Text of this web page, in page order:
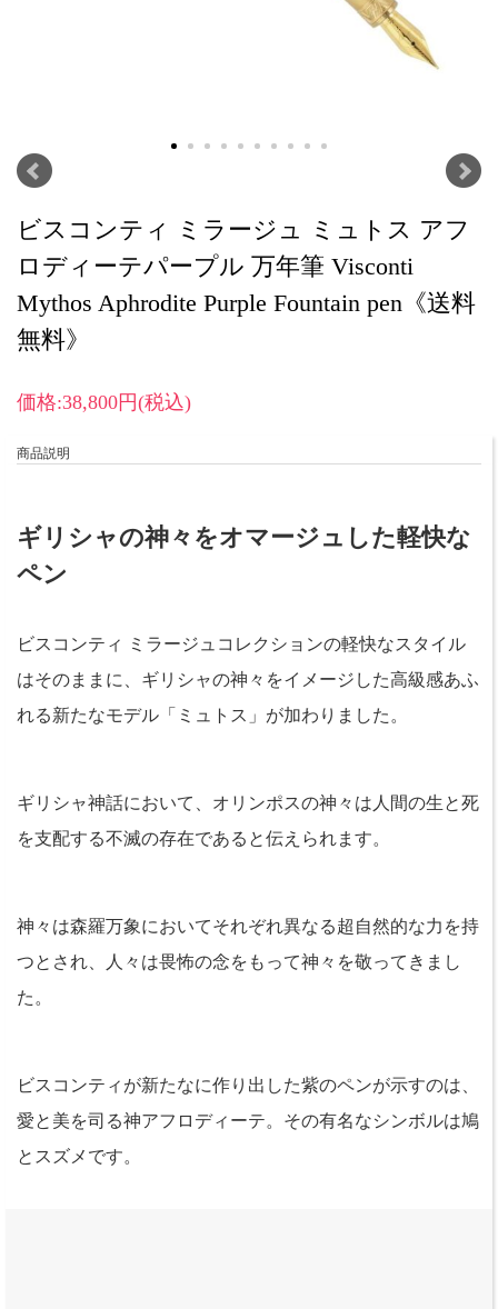
ビスコンティ ミラージュ ミュトス アフ
ロディーテパープル 万年筆 Visconti
Mythos Aphrodite Purple Fountain pen《送料
無料》
価格:38,800円(税込)
商品説明
ギリシャの神々をオマージュした軽快な
ペン
ビスコンティ ミラージュコレクションの軽快なスタイル
はそのままに、ギリシャの神々をイメージした高級感あふ
れる新たなモデル「ミュトス」が加わりました。
ギリシャ神話において、オリンポスの神々は人間の生と死
を支配する不滅の存在であると伝えられます。
神々は森羅万象においてそれぞれ異なる超自然的な力を持
つとされ、人々は畏怖の念をもって神々を敬ってきまし
た。
ビスコンティが新たなに作り出した紫のペンが示すのは、
愛と美を司る神アフロディーテ。その有名なシンボルは鳩
とスズメです。